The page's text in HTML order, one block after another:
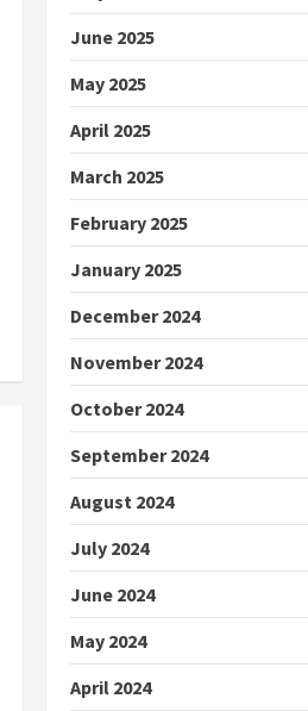
June 2025
May 2025
April 2025
March 2025
February 2025
January 2025
December 2024
November 2024
October 2024
September 2024
August 2024
July 2024
June 2024
May 2024
April 2024